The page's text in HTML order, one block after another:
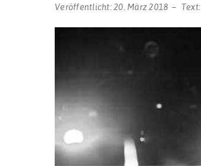
Veröffentlicht:20. März 2018 Text: